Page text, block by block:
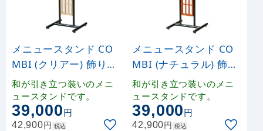
メニュースタンド CO
MBI (クリアー) 飾り障
子 (W50467)
和が引き立つ装いのメニ
ュースタンドです。
39,000円
42,900円 税込
メニュースタンド CO
MBI (ナチュラル) 飾り
障子 (W50465)
和が引き立つ装いのメニ
ュースタンドです。
39,000円
42,900円 税込